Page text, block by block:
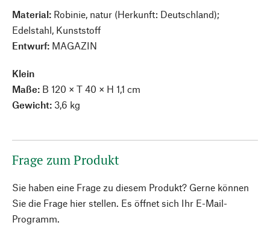
Material: Robinie, natur (Herkunft: Deutschland);
Edelstahl, Kunststoff
Entwurf: MAGAZIN
Klein
Maße: B 120 × T 40 × H 1,1 cm
Gewicht: 3,6 kg
Frage zum Produkt
Sie haben eine Frage zu diesem Produkt? Gerne können
Sie die Frage hier stellen. Es öffnet sich Ihr E-Mail-
Programm.